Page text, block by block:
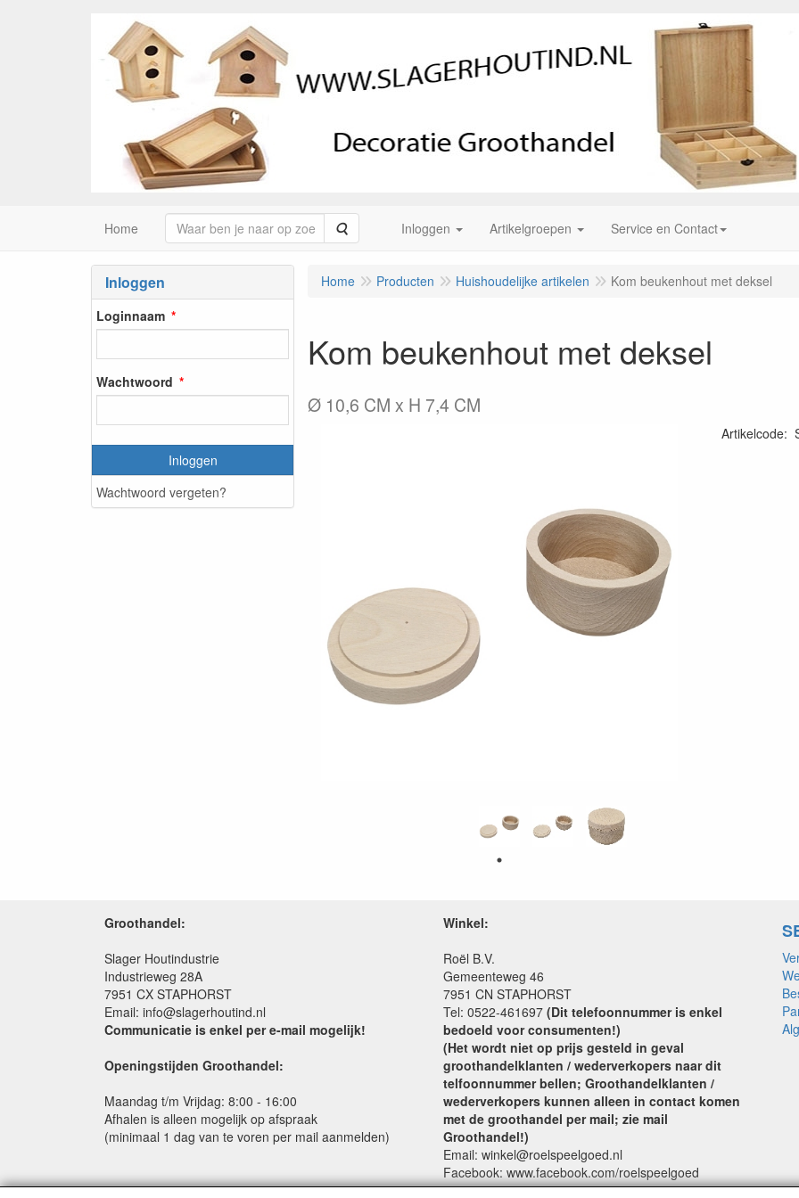
Home Zoeken Inloggen Artikelgroepen Service en Contact
Inloggen
Loginnaam
Wachtwoord
Inloggen
Wachtwoord vergeten?
Home Producten Huishoudelijke artikelen Kom beukenhout met deksel
Kom beukenhout met deksel
Ø 10,6 CM x H 7,4 CM
Artikelcode:
Groothandel:
Slager Houtindustrie
Industrieweg 28A
7951 CX STAPHORST
Email: info@slagerhoutind.nl
Communicatie is enkel per e-mail mogelijk!
Openingstijden Groothandel:
Maandag t/m Vrijdag: 8:00 - 16:00
Afhalen is alleen mogelijk op afspraak
(minimaal 1 dag van te voren per mail aanmelden)
Winkel:
Roël B.V.
Gemeenteweg 46
7951 CN STAPHORST
Tel: 0522-461697 (Dit telefoonnummer is enkel
bedoeld voor consumenten!)
(Het wordt niet op prijs gesteld in geval
groothandelklanten / wederverkopers naar dit
telfoonnummer bellen; Groothandelklanten /
wederverkopers kunnen alleen in contact komen
met de groothandel per mail; zie mail
Groothandel!)
Email: winkel@roelspeelgoed.nl
Facebook: www.facebook.com/roelspeelgoed